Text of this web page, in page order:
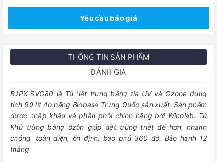
Yêu cầu báo giá
THÔNG TIN SẢN PHẨM
ĐÁNH GIÁ
BJPX-SVO80 là Tủ tiệt trùng bằng tia UV và Ozone dung
tích 90 lít do hãng Biobase Trung Quốc sản xuất. Sản phẩm
được nhập khẩu và phân phối chính hãng bởi Wicolab. Tủ
Khử trùng bằng ôzôn giúp tiệt trùng triệt để hơn, nhanh
chóng, toàn diện, ổn định, bao phủ 360 độ. Bảo hành 12
tháng